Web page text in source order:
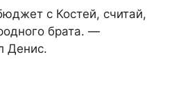
с Костей, считай,
брата. —
Денис.